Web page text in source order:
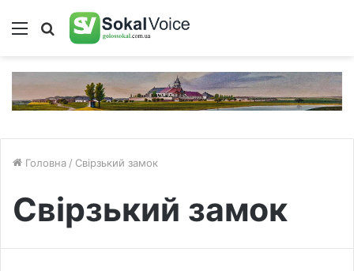
Меню Пошук
Головна / Свірзький замок
Свірзький замок